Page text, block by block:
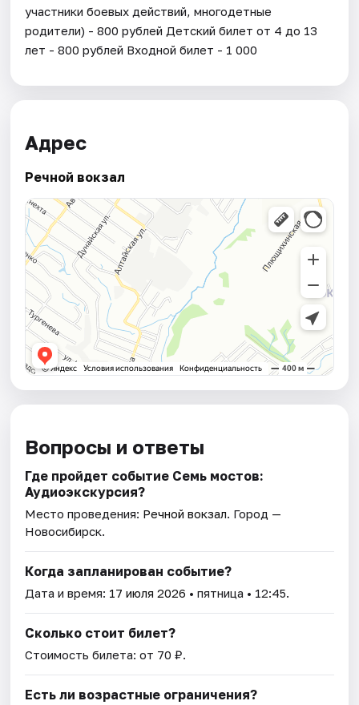
участники боевых действий, многодетные
родители) - 800 рублей Детский билет от 4 до 13
лет - 800 рублей Входной билет - 1 000
Адрес
Речной вокзал
Вопросы и ответы
Где пройдет событие Семь мостов:
Аудиоэкскурсия?
Место проведения: Речной вокзал. Город —
Новосибирск.
Когда запланирован событие?
Дата и время: 17 июля 2026 • пятница • 12:45.
Сколько стоит билет?
Стоимость билета: от 70 ₽.
Есть ли возрастные ограничения?